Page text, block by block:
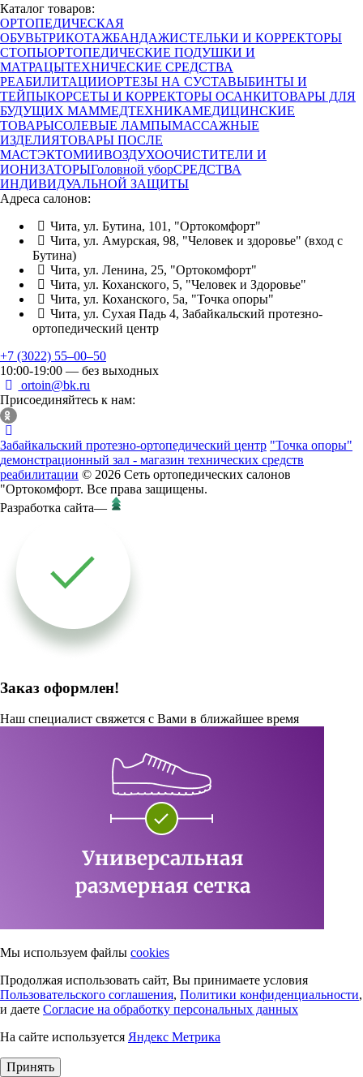
Каталог товаров:
ОРТОПЕДИЧЕСКАЯ
ОБУВЬТРИКОТАЖБАНДАЖИСТЕЛЬКИ И КОРРЕКТОРЫ
СТОПЫОРТОПЕДИЧЕСКИЕ ПОДУШКИ И
МАТРАЦЫТЕХНИЧЕСКИЕ СРЕДСТВА
РЕАБИЛИТАЦИИОРТЕЗЫ НА СУСТАВЫБИНТЫ И
ТЕЙПЫКОРСЕТЫ И КОРРЕКТОРЫ ОСАНКИТОВАРЫ ДЛЯ
БУДУЩИХ МАММЕДТЕХНИКАМЕДИЦИНСКИЕ
ТОВАРЫСОЛЕВЫЕ ЛАМПЫМАССАЖНЫЕ
ИЗДЕЛИЯТОВАРЫ ПОСЛЕ
МАСТЭКТОМИИВОЗДУХООЧИСТИТЕЛИ И
ИОНИЗАТОРЫГоловной уборСРЕДСТВА
ИНДИВИДУАЛЬНОЙ ЗАЩИТЫ
Адреса салонов:
Чита, ул. Бутина, 101, "Ортокомфорт"
Чита, ул. Амурская, 98, "Человек и здоровье" (вход с
Бутина)
Чита, ул. Ленина, 25, "Ортокомфорт"
Чита, ул. Коханского, 5, "Человек и Здоровье"
Чита, ул. Коханского, 5а, "Точка опоры"
Чита, ул. Сухая Падь 4, Забайкальский протезно-
ортопедический центр
+7 (3022) 55‒00‒50
10:00-19:00 — без выходных
ortoin@bk.ru
Присоединяйтесь к нам:
Забайкальский протезно-ортопедический центр "Точка опоры"
демонстрационный зал - магазин технических средств
реабилитации © 2026 Сеть ортопедических салонов
"Ортокомфорт. Все права защищены.
Разработка сайта—
Заказ оформлен!
Наш специалист свяжется с Вами в ближайшее время
Мы используем файлы cookies
Продолжая использовать сайт, Вы принимаете условия
Пользовательского соглашения, Политики конфиденциальности,
и даете Согласие на обработку персональных данных
На сайте используется Яндекс Метрика
Принять